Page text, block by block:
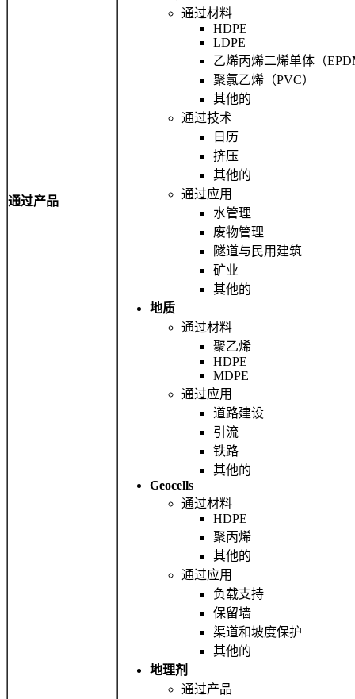
通过产品
通过材料
HDPE
LDPE
乙烯丙烯二烯单体（
聚氯乙烯（PVC）
其他的
通过技术
日历
挤压
其他的
通过应用
水管理
废物管理
隧道与民用建筑
矿业
其他的
地质
通过材料
聚乙烯
HDPE
MDPE
通过应用
道路建设
引流
铁路
其他的
Geocells
通过材料
HDPE
聚丙烯
其他的
通过应用
负载支持
保留墙
渠道和坡度保护
其他的
地理剂
通过产品